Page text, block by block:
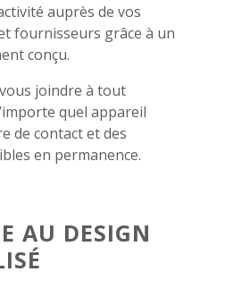
auprès de vos
fournisseurs grâce à un
conçu.
joindre à tout
quel appareil
de contact et des
en permanence.
AU DESIGN